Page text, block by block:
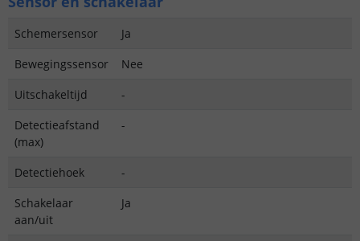
Schemersensor
Ja
Bewegingssensor
Nee
Uitschakeltijd
-
Detectieafstand
(max)
-
Detectiehoek
-
Schakelaar
aan/uit
Ja